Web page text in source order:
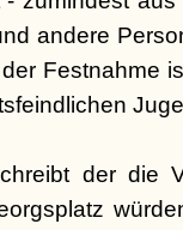
andere
Festnahme
der die